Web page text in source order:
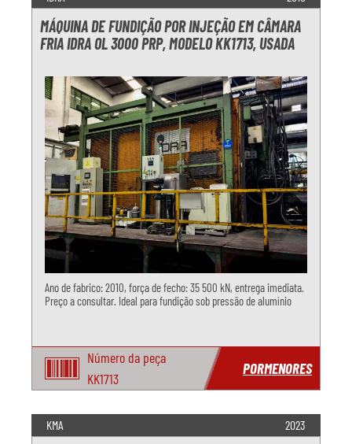
MÁQUINA DE FUNDIÇÃO POR INJEÇÃO EM CÂMARA
FRIA IDRA OL 3000 PRP, MODELO KK1713, USADA
Ano de fabrico: 2010, força de fecho: 35 500 kN, entrega imediata.
Preço a consultar. Ideal para fundição sob pressão de alumínio
Número da peça
KK1713
PORMENORES
KMA 2023